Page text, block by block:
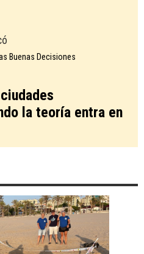
Buenas Decisiones
la teoría entra en